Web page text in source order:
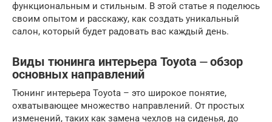
функциональным и стильным. В этой статье я поделюсь
своим опытом и расскажу, как создать уникальный
салон, который будет радовать вас каждый день.
Виды тюнинга интерьера Toyota ⏤ обзор
основных направлений
Тюнинг интерьера Toyota – это широкое понятие,
охватывающее множество направлений. От простых
изменений, таких как замена чехлов на сиденья, до